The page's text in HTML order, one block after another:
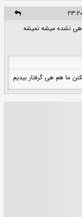
نشده میشه نمیشه
ما هم هی گرفتار بیدیم